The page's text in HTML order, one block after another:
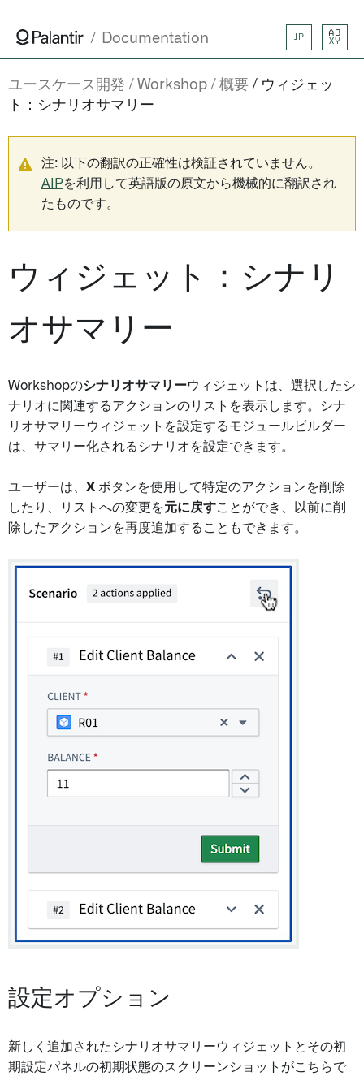
Documentation JP
AB
XY
ユースケース開発 Workshop 概要
ウィジェッ
ト：シナリオサマリー
注: 以下の翻訳の正確性は検証されていません。
AIPを利用して英語版の原文から機械的に翻訳され
たものです。
ウィジェット：シナリ
オサマリー
Workshopのシナリオサマリーウィジェットは、選択したシ
ナリオに関連するアクションのリストを表示します。シナ
リオサマリーウィジェットを設定するモジュールビルダー
は、サマリー化されるシナリオを設定できます。
ユーザーは、 X ボタンを使用して特定のアクションを削除
したり、リストへの変更を元に戻すことができ、以前に削
除したアクションを再度追加することもできます。
設定オプション
新しく追加されたシナリオサマリーウィジェットとその初
期設定パネルの初期状態のスクリーンショットがこちらで